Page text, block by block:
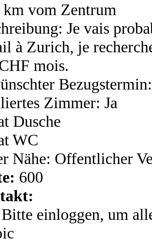
km vom Zentrum
Je vais
à Zurich, je
mois.
Zimmer: Ja
Dusche
WC
Nähe: Offentlicher
600
einloggen, um